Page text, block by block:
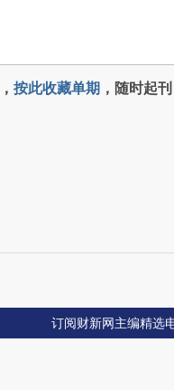
， 按此收藏单期 ，随时起
订阅财新网主编精选